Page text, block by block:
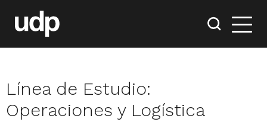
Línea de Estudio:
Operaciones y Logística